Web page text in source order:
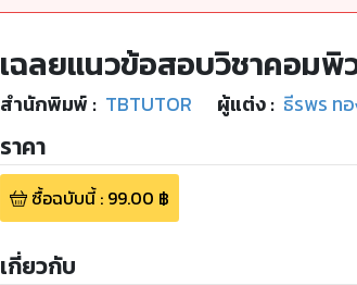
เฉลยแนวข้อสอบวิชาคอมพิ
สำนักพิมพ์ : TBTUTOR ผู้แต่ง : ธีรพร ท
ราคา
ซื้อฉบับนี้: 99.00 ฿
เกี่ยวกับ